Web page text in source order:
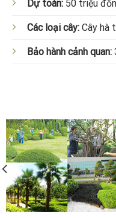
Dự toán:50 triệu
Các loại cây:Cây hà
Bảo hành cảnh quan: